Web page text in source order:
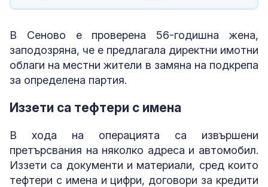
В Сеново е проверена 56-годишна жена,
заподозряна, че е предлагала директни имотни
облаги на местни жители в замяна на подкрепа
за определена партия.
Иззети са тефтери с имена
В хода на операцията са извършени
претърсвания на няколко адреса и автомобил.
Иззети са документи и материали, сред които
тефтери с имена и цифри, договори за кредити